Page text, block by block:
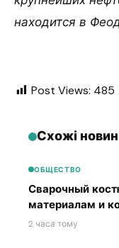
находится в
Post Views: 485
Схожі
ОБЩЕСТВО
Сварочный
материалам и
2 часа тому